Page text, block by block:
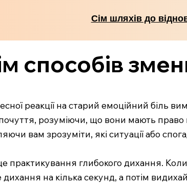
Сім шляхів до
способів
реакції на старий емоційний біль
розуміючи, що вони мають
вам зрозуміти, які ситуації або
практикування глибокого дихання.
дихання на кілька секунд, а потім